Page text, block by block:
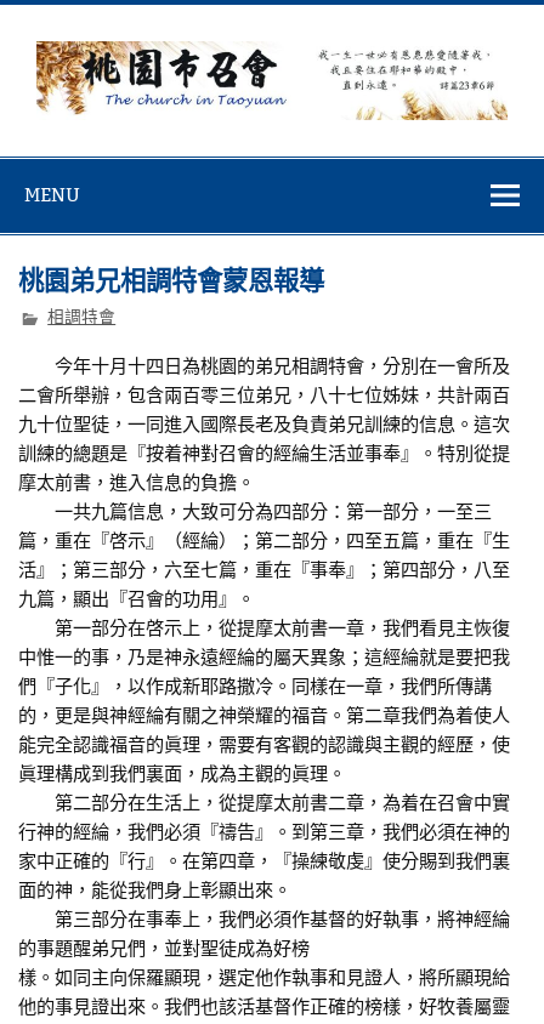
Skip
content
MENU
桃園弟兄相調特會蒙恩報導
相調特會
今年十月十四日為桃園的弟兄相調特會，分別在一會所及
二會所舉辦，包含兩百零三位弟兄，八十七位姊妹，共計兩百
九十位聖徒，一同進入國際長老及負責弟兄訓練的信息。這次
訓練的總題是『按着神對召會的經綸生活並事奉』。特別從提
摩太前書，進入信息的負擔。
一共九篇信息，大致可分為四部分：第一部分，一至三
篇，重在『啓示』（經綸）；第二部分，四至五篇，重在『生
活』；第三部分，六至七篇，重在『事奉』；第四部分，八至
九篇，顯出『召會的功用』。
第一部分在啓示上，從提摩太前書一章，我們看見主恢復
中惟一的事，乃是神永遠經綸的屬天異象；這經綸就是要把我
們『子化』，以作成新耶路撒冷。同樣在一章，我們所傳講
的，更是與神經綸有關之神榮耀的福音。第二章我們為着使人
能完全認識福音的眞理，需要有客觀的認識與主觀的經歷，使
眞理構成到我們裏面，成為主觀的眞理。
第二部分在生活上，從提摩太前書二章，為着在召會中實
行神的經綸，我們必須『禱告』。到第三章，我們必須在神的
家中正確的『行』。在第四章，『操練敬虔』使分賜到我們裏
面的神，能從我們身上彰顯出來。
第三部分在事奉上，我們必須作基督的好執事，將神經綸
的事題醒弟兄們，並對聖徒成為好榜
樣。如同主向保羅顯現，選定他作執事和見證人，將所顯現給
他的事見證出來。我們也該活基督作正確的榜樣，好牧養屬靈